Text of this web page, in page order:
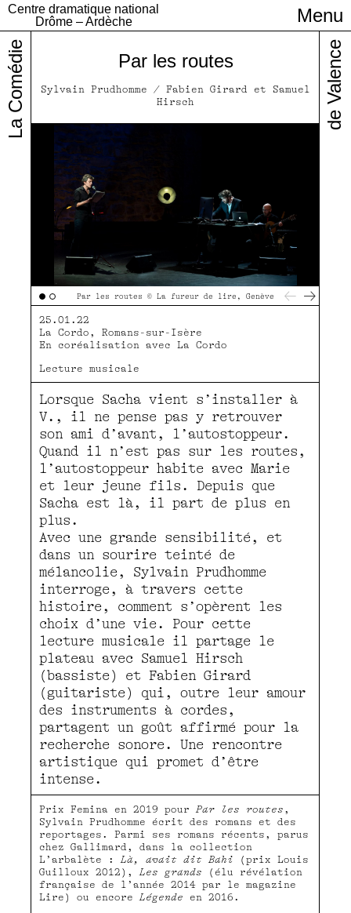
Centre dramatique national
Drôme – Ardèche
Menu
Infos pratiques
Par les routes
Sylvain Prudhomme / Fabien Girard et Samuel
Hirsch
Par les routes © La fureur de lire, Genève
25.01.22
La Cordo, Romans-sur-Isère
En coréalisation avec La Cordo
Lecture musicale
Lorsque Sacha vient s’installer à
V., il ne pense pas y retrouver
son ami d’avant, l’autostoppeur.
Quand il n’est pas sur les routes,
l’autostoppeur habite avec Marie
et leur jeune fils. Depuis que
Sacha est là, il part de plus en
plus.
Avec une grande sensibilité, et
dans un sourire teinté de
mélancolie, Sylvain Prudhomme
interroge, à travers cette
histoire, comment s’opèrent les
choix d’une vie. Pour cette
lecture musicale il partage le
plateau avec Samuel Hirsch
(bassiste) et Fabien Girard
(guitariste) qui, outre leur amour
des instruments à cordes,
partagent un goût affirmé pour la
recherche sonore. Une rencontre
artistique qui promet d’être
intense.
Prix Femina en 2019 pourPar les routes ,
Sylvain Prudhomme écrit des romans et des
reportages. Parmi ses romans récents, parus
chez Gallimard, dans la collection
L’arbalète :Là, avait dit Bahi (prix Louis
Guilloux 2012),Les grands (élu révélation
française de l’année 2014 par le magazine
Lire) ou encoreLégende en 2016.
La Comédie de Valence